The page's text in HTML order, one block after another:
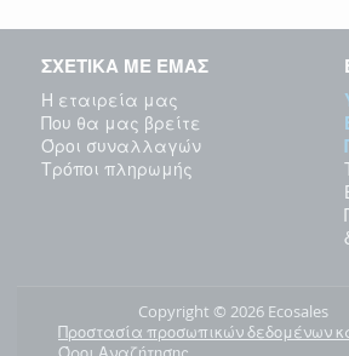
ΣΧΕΤΙΚΑ ΜΕ ΕΜΑΣ
Η εταιρεία μας
Που θα μας βρείτε
Όροι συναλλαγών
Τρόποι πληρωμής
Copyright © 2026 Ecosales
Προστασία προσωπικών δεδομένων